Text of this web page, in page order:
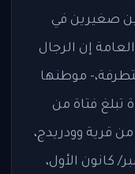
صغيرين في
إن الرجال
موطنها
تبلغ فتاة من
وشقيقها (12 عامًا) من قرية وودريدج،
يوم 8 ديسمبر/ كانون الأول،